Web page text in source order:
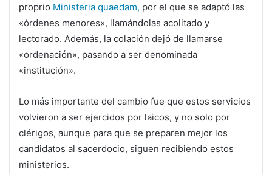
proprio Ministeria quaedam, por el que se adaptó las
«órdenes menores», llamándolas acolitado y
lectorado. Además, la colación dejó de llamarse
«ordenación», pasando a ser denominada
«institución».
Lo más importante del cambio fue que estos servicios
volvieron a ser ejercidos por laicos, y no solo por
clérigos, aunque para que se preparen mejor los
candidatos al sacerdocio, siguen recibiendo estos
ministerios.